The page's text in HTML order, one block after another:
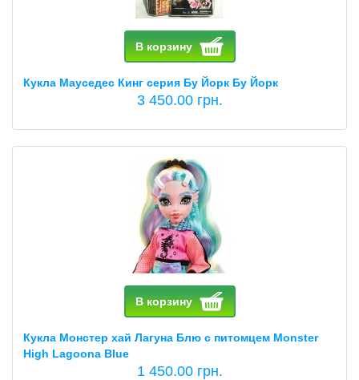
В корзину
Кукла Мауседес Кинг серия Бу Йорк Бу Йорк
3 450.00 грн.
В корзину
Кукла Монстер хай Лагуна Блю с питомцем Monster
High Lagoona Blue
1 450.00 грн.